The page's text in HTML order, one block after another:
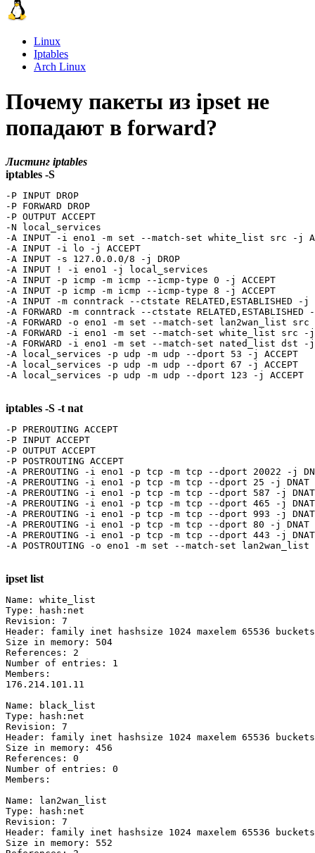
Linux
Iptables
Arch Linux
Почему пакеты из ipset не
попадают в forward?
Листинг iptables
iptables -S
-P INPUT DROP
-P FORWARD DROP
-P OUTPUT ACCEPT
-N local_services
-A INPUT -i eno1 -m set --match-set white_list src -j
-A INPUT -i lo -j ACCEPT
-A INPUT -s 127.0.0.0/8 -j DROP
-A INPUT ! -i eno1 -j local_services
-A INPUT -p icmp -m icmp --icmp-type 0 -j ACCEPT
-A INPUT -p icmp -m icmp --icmp-type 8 -j ACCEPT
-A INPUT -m conntrack --ctstate RELATED,ESTABLISHED -j
-A FORWARD -m conntrack --ctstate RELATED,ESTABLISHED -
-A FORWARD -o eno1 -m set --match-set lan2wan_list src
-A FORWARD -i eno1 -m set --match-set white_list src -j
-A FORWARD -i eno1 -m set --match-set nated_list dst -j
-A local_services -p udp -m udp --dport 53 -j ACCEPT
-A local_services -p udp -m udp --dport 67 -j ACCEPT
-A local_services -p udp -m udp --dport 123 -j ACCEPT
iptables -S -t nat
-P PREROUTING ACCEPT
-P INPUT ACCEPT
-P OUTPUT ACCEPT
-P POSTROUTING ACCEPT
-A PREROUTING -i eno1 -p tcp -m tcp --dport 20022 -j
-A PREROUTING -i eno1 -p tcp -m tcp --dport 25 -j
-A PREROUTING -i eno1 -p tcp -m tcp --dport 587 -j
-A PREROUTING -i eno1 -p tcp -m tcp --dport 465 -j
-A PREROUTING -i eno1 -p tcp -m tcp --dport 993 -j
-A PREROUTING -i eno1 -p tcp -m tcp --dport 80 -j
-A PREROUTING -i eno1 -p tcp -m tcp --dport 443 -j
-A POSTROUTING -o eno1 -m set --match-set lan2wan_list
ipset list
Name: white_list
Type: hash:net
Revision: 7
Header: family inet hashsize 1024 maxelem 65536
Size in memory: 504
References: 2
Number of entries: 1
Members:
176.214.101.11
Name: black_list
Type: hash:net
Revision: 7
Header: family inet hashsize 1024 maxelem 65536
Size in memory: 456
References: 0
Number of entries: 0
Members:
Name: lan2wan_list
Type: hash:net
Revision: 7
Header: family inet hashsize 1024 maxelem 65536
Size in memory: 552